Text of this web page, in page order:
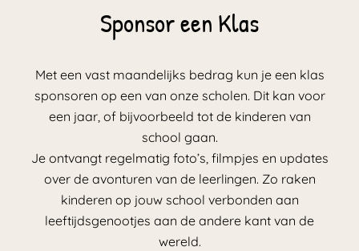
Sponsor een Klas
Met een vast maandelijks bedrag kun je een klas
sponsoren op een van onze scholen. Dit kan voor
een jaar, of bijvoorbeeld tot de kinderen van
school gaan.
Je ontvangt regelmatig foto’s, filmpjes en updates
over de avonturen van de leerlingen. Zo raken
kinderen op jouw school verbonden aan
leeftijdsgenootjes aan de andere kant van de
wereld.